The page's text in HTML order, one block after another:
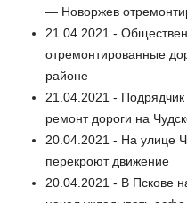
— Новоржев
21.04.2021 -
отремонтированные
районе
21.04.2021 -
ремонт дороги на
20.04.2021 - На улице
перекроют движение
20.04.2021 - В Пскове